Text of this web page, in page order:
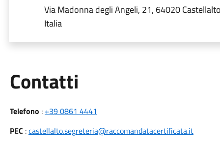
Via Madonna degli Angeli, 21, 64020
Italia
Contatti
Telefono : +39 0861 4441
PEC :castellalto.segreteria@raccomandatacertificata.it